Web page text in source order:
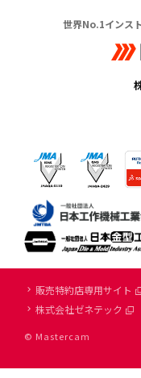
世界No.1インス
© Mastercam
販売特約店専用サイト
株式会社ゼネテック